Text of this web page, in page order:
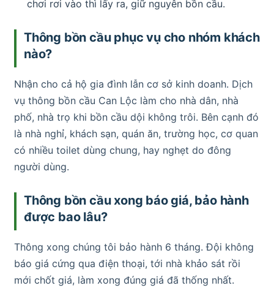
chơi rơi vào thì lấy ra, giữ nguyên bồn cầu.
Thông bồn cầu phục vụ cho nhóm khách
nào?
Nhận cho cả hộ gia đình lẫn cơ sở kinh doanh. Dịch
vụ thông bồn cầu Can Lộc làm cho nhà dân, nhà
phố, nhà trọ khi bồn cầu dội không trôi. Bên cạnh đó
là nhà nghỉ, khách sạn, quán ăn, trường học, cơ quan
có nhiều toilet dùng chung, hay nghẹt do đông
người dùng.
Thông bồn cầu xong báo giá, bảo hành
được bao lâu?
Thông xong chúng tôi bảo hành 6 tháng. Đội không
báo giá cứng qua điện thoại, tới nhà khảo sát rồi
mới chốt giá, làm xong đúng giá đã thống nhất.